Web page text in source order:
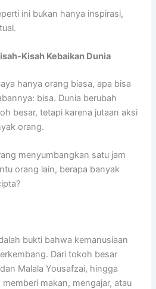
ini bukan hanya inspirasi,
Kisah Kebaikan Dunia
hanya orang biasa, apa bisa
bisa. Dunia berubah
besar, tetapi karena jutaan aksi
orang.
menyumbangkan satu jam
orang lain, berapa banyak
bukti bahwa kemanusiaan
Dari tokoh besar
Malala Yousafzai, hingga
makan, mengajar, atau